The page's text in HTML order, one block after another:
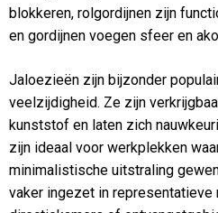
blokkeren, rolgordijnen zijn
en gordijnen voegen sfeer en
Jaloezieën zijn bijzonder
veelzijdigheid. Ze zijn
kunststof en laten zich
zijn ideaal voor werkplekken
minimalistische uitstraling
vaker ingezet in representatieve